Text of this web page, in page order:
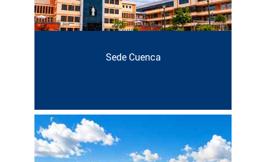
Sede Cuenca